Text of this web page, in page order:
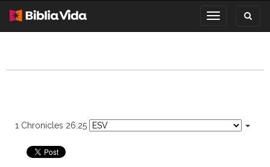
Toggle
navigation
1 Chronicles 26:25